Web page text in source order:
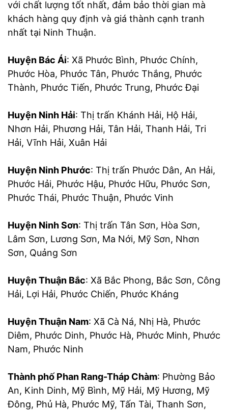
với chất lượng tốt nhất, đảm bảo thời gian mà
khách hàng quy định và giá thành cạnh tranh
nhất tại Ninh Thuận.
Huyện Bác Ái: Xã Phước Bình, Phước Chính,
Phước Hòa, Phước Tân, Phước Thắng, Phước
Thành, Phước Tiến, Phước Trung, Phước Đại
Huyện Ninh Hải: Thị trấn Khánh Hải, Hộ Hải,
Nhơn Hải, Phương Hải, Tân Hải, Thanh Hải, Tri
Hải, Vĩnh Hải, Xuân Hải
Huyện Ninh Phước: Thị trấn Phước Dân, An Hải,
Phước Hải, Phước Hậu, Phước Hữu, Phước Sơn,
Phước Thái, Phước Thuận, Phước Vinh
Huyện Ninh Sơn: Thị trấn Tân Sơn, Hòa Sơn,
Lâm Sơn, Lương Sơn, Ma Nới, Mỹ Sơn, Nhơn
Sơn, Quảng Sơn
Huyện Thuận Bắc: Xã Bắc Phong, Bắc Sơn, Công
Hải, Lợi Hải, Phước Chiến, Phước Kháng
Huyện Thuận Nam: Xã Cà Ná, Nhị Hà, Phước
Diêm, Phước Dinh, Phước Hà, Phước Minh, Phước
Nam, Phước Ninh
Thành phố Phan Rang-Tháp Chàm: Phường Bảo
An, Kinh Dinh, Mỹ Bình, Mỹ Hải, Mỹ Hương, Mỹ
Đông, Phủ Hà, Phước Mỹ, Tấn Tài, Thanh Sơn,